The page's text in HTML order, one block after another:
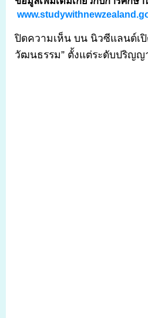
ปิดความเห็น บน นิวซีแลนด์เ
วัฒนธรรม” ตั้งแต่ระดับปริญญ